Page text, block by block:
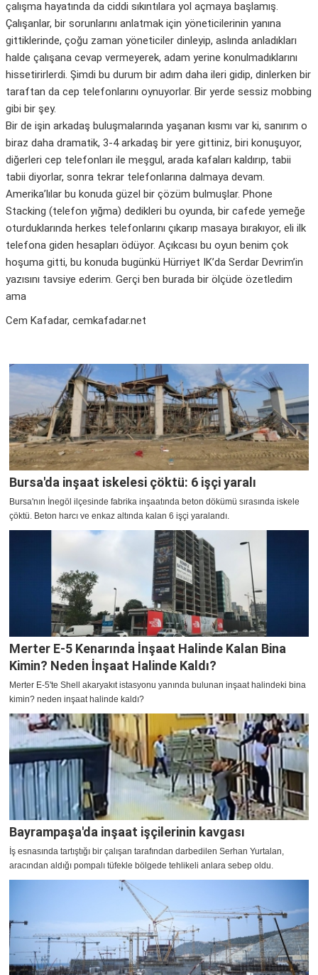
çalışma hayatında da ciddi sıkıntılara yol açmaya başlamış.
Çalışanlar, bir sorunlarını anlatmak için yöneticilerinin yanına
gittiklerinde, çoğu zaman yöneticiler dinleyip, aslında anladıkları
halde çalışana cevap vermeyerek, adam yerine konulmadıklarını
hissetirirlerdi. Şimdi bu durum bir adım daha ileri gidip, dinlerken bir
taraftan da cep telefonlarını oynuyorlar. Bir yerde sessiz mobbing
gibi bir şey.
Bir de işin arkadaş buluşmalarında yaşanan kısmı var ki, sanırım o
biraz daha dramatik, 3-4 arkadaş bir yere gittiniz, biri konuşuyor,
diğerleri cep telefonları ile meşgul, arada kafaları kaldırıp, tabii
tabii diyorlar, sonra tekrar telefonlarına dalmaya devam.
Amerika’lılar bu konuda güzel bir çözüm bulmuşlar. Phone
Stacking (telefon yığma) dedikleri bu oyunda, bir cafede yemeğe
oturduklarında herkes telefonlarını çıkarıp masaya bırakıyor, eli ilk
telefona giden hesapları ödüyor. Açıkcası bu oyun benim çok
hoşuma gitti, bu konuda bugünkü Hürriyet IK’da Serdar Devrim’in
yazısını tavsiye ederim. Gerçi ben burada bir ölçüde özetledim
ama
Cem Kafadar, cemkafadar.net
Bursa'da inşaat iskelesi çöktü: 6 işçi yaralı
Bursa'nın İnegöl ilçesinde fabrika inşaatında beton dökümü sırasında iskele
çöktü. Beton harcı ve enkaz altında kalan 6 işçi yaralandı.
Merter E-5 Kenarında İnşaat Halinde Kalan Bina
Kimin? Neden İnşaat Halinde Kaldı?
Merter E-5'te Shell akaryakıt istasyonu yanında bulunan inşaat halindeki bina
kimin? neden inşaat halinde kaldı?
Bayrampaşa'da inşaat işçilerinin kavgası
İş esnasında tartıştığı bir çalışan tarafından darbedilen Serhan Yurtalan,
aracından aldığı pompalı tüfekle bölgede tehlikeli anlara sebep oldu.